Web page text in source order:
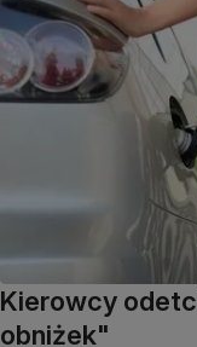
Kierowcy
obniżek"